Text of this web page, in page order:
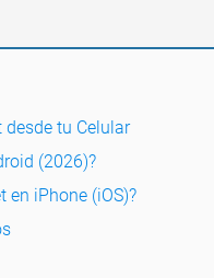
tu Celular
(2026)?
en iPhone (iOS)?